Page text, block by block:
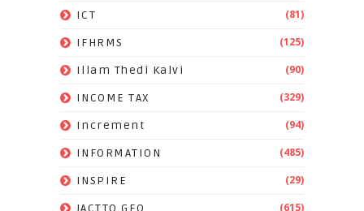
ICT (81)
IFHRMS (125)
Illam Thedi Kalvi (90)
INCOME TAX (329)
Increment (94)
INFORMATION (485)
INSPIRE (29)
JACTTO GEO (615)